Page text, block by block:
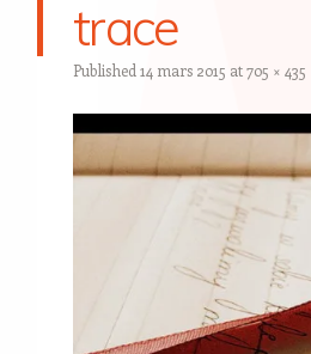
trace
Published 14 mars 2015 at705 × 435